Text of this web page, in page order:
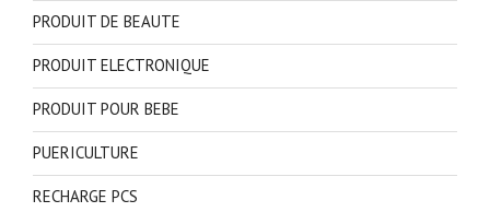
PRODUIT DE BEAUTE
PRODUIT ELECTRONIQUE
PRODUIT POUR BEBE
PUERICULTURE
RECHARGE PCS